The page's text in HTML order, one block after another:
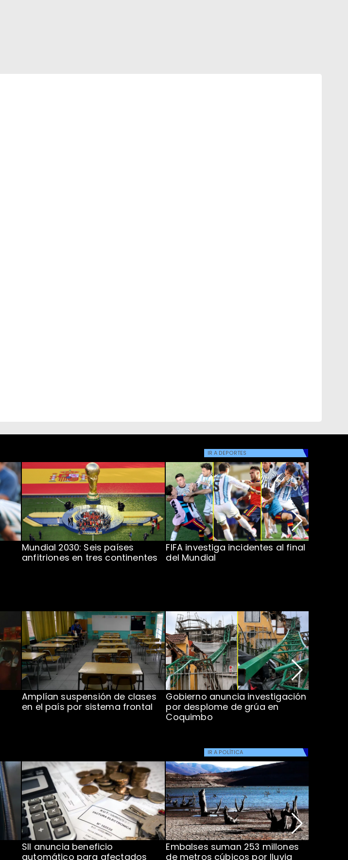
IR A DEPORTES
Mundial 2030: Seis países
anfitriones en tres continentes
FIFA investiga incidentes al final
del Mundial
Amplían suspensión de clases
en el país por sistema frontal
Gobierno anuncia investigación
por desplome de grúa en
Coquimbo
IR A POLÍTICA
SII anuncia beneficio
automático para afectados
Embalses suman 253 millones
de metros cúbicos por lluvia